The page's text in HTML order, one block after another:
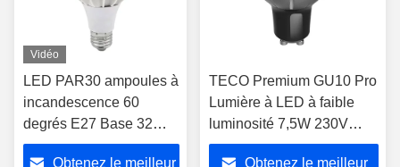
Vidéo
LED PAR30 ampoules à
incandescence 60
degrés E27 Base 32W
4000K Nature Blanc
Obtenez le meilleur
TECO Premium GU10 Pro
Lumière à LED à faible
luminosité 7,5W 230V
3000K haute luminosité
Obtenez le meilleur